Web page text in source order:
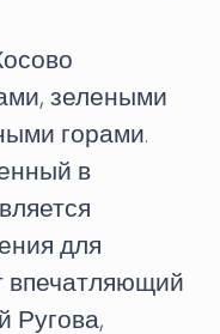
зелеными
горами.
в
для
впечатляющий
Ругова,